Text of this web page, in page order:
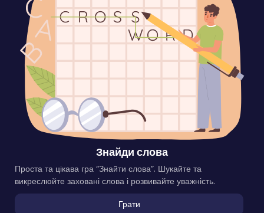
Знайди слова
Проста та цікава гра “Знайти слова”. Шукайте та
викреслюйте заховані слова і розвивайте уважність.
Грати